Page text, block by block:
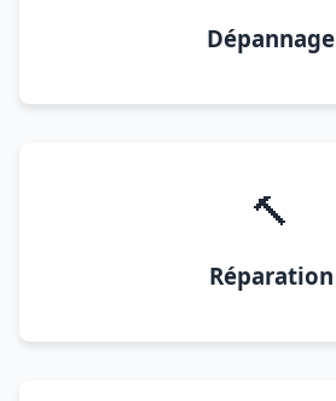
Dépannage
🔨
Réparation